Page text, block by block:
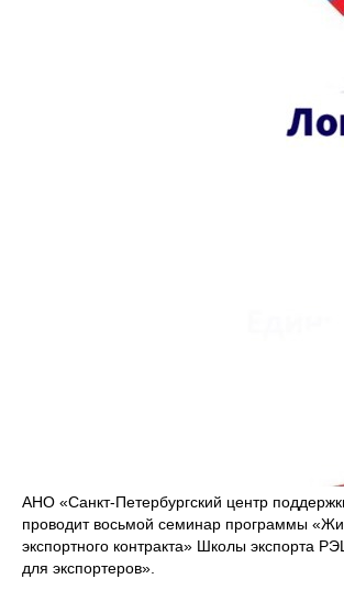
АНО «Санкт-Петербургский центр
проводит восьмой семинар программы
экспортного контракта» Школы экспорта
для экспортеров».